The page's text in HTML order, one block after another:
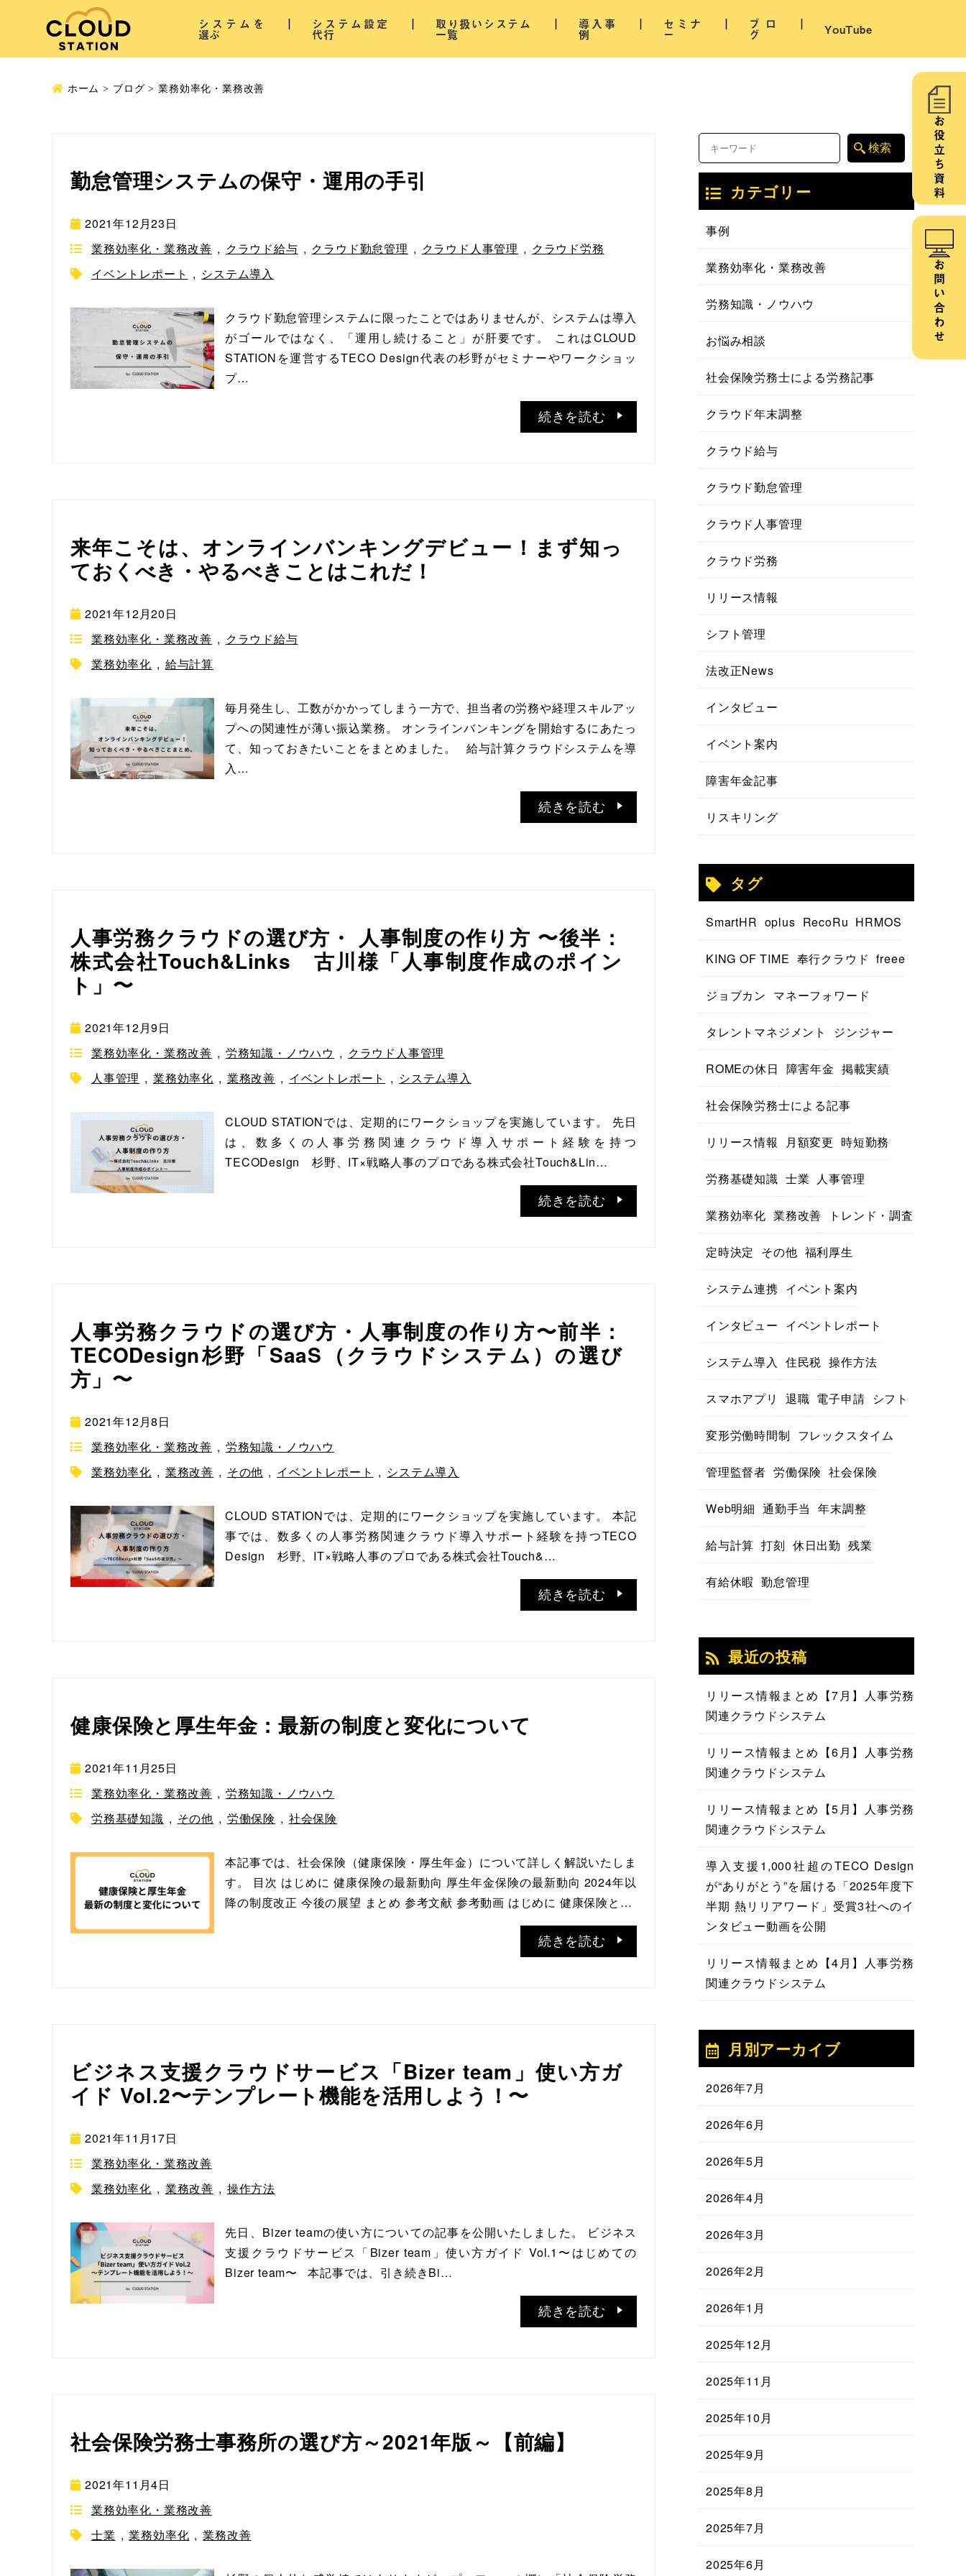
システムを
選ぶ
システム設定
代行
取り扱いシステム
一覧
導入事
例
セミナ
ー
ブロ
グ YouTube
お役立ち資料
お問い合わせ
ホーム ブログ 業務効率化・業務改善
勤怠管理システムの保守・運用の手引
2021年12月23日
業務効率化・業務改善 , クラウド給与 , クラウド勤怠管理 , クラウド人事管理 , クラウド労務
イベントレポート , システム導入
クラウド勤怠管理システムに限ったことではありませんが、システムは導入
がゴールではなく、「運用し続けること」が肝要です。 これはCLOUD
STATIONを運営するTECO Design代表の杉野がセミナーやワークショッ
プ…
続きを読む
来年こそは、オンラインバンキングデビュー！まず知っ
ておくべき・やるべきことはこれだ！
2021年12月20日
業務効率化・業務改善 , クラウド給与
業務効率化 , 給与計算
毎月発生し、工数がかかってしまう一方で、担当者の労務や経理スキルアッ
プへの関連性が薄い振込業務。 オンラインバンキングを開始するにあたっ
て、知っておきたいことをまとめました。 給与計算クラウドシステムを導
入…
続きを読む
人事労務クラウドの選び方・ 人事制度の作り方 〜後半：
株式会社Touch&Links 古川様「人事制度作成のポイン
ト」〜
2021年12月9日
業務効率化・業務改善 , 労務知識・ノウハウ , クラウド人事管理
人事管理 , 業務効率化 , 業務改善 , イベントレポート , システム導入
CLOUD STATIONでは、定期的にワークショップを実施しています。 先日
は、数多くの人事労務関連クラウド導入サポート経験を持つ
TECODesign 杉野、IT×戦略人事のプロである株式会社Touch&Lin…
続きを読む
人事労務クラウドの選び方・人事制度の作り方〜前半：
TECODesign杉野「SaaS（クラウドシステム）の選び
方」〜
2021年12月8日
業務効率化・業務改善 , 労務知識・ノウハウ
業務効率化 , 業務改善 , その他 , イベントレポート , システム導入
CLOUD STATIONでは、定期的にワークショップを実施しています。 本記
事では、数多くの人事労務関連クラウド導入サポート経験を持つTECO
Design 杉野、IT×戦略人事のプロである株式会社Touch&…
続きを読む
健康保険と厚生年金：最新の制度と変化について
2021年11月25日
業務効率化・業務改善 , 労務知識・ノウハウ
労務基礎知識 , その他 , 労働保険 , 社会保険
本記事では、社会保険（健康保険・厚生年金）について詳しく解説いたしま
す。 目次 はじめに 健康保険の最新動向 厚生年金保険の最新動向 2024年以
降の制度改正 今後の展望 まとめ 参考文献 参考動画 はじめに 健康保険と…
続きを読む
ビジネス支援クラウドサービス「Bizer team」使い方ガ
イド Vol.2〜テンプレート機能を活用しよう！〜
2021年11月17日
業務効率化・業務改善
業務効率化 , 業務改善 , 操作方法
先日、Bizer teamの使い方についての記事を公開いたしました。 ビジネス
支援クラウドサービス「Bizer team」使い方ガイド Vol.1〜はじめての
Bizer team〜 本記事では、引き続きBi…
続きを読む
社会保険労務士事務所の選び方～2021年版～【前編】
2021年11月4日
業務効率化・業務改善
士業 , 業務効率化 , 業務改善
カテゴリー
事例
業務効率化・業務改善
労務知識・ノウハウ
お悩み相談
社会保険労務士による労務記事
クラウド年末調整
クラウド給与
クラウド勤怠管理
クラウド人事管理
クラウド労務
リリース情報
シフト管理
法改正News
インタビュー
イベント案内
障害年金記事
リスキリング
タグ
SmartHR oplus RecoRu HRMOS
KING OF TIME 奉行クラウド freee
ジョブカン マネーフォワード
タレントマネジメント ジンジャー
ROMEの休日 障害年金 掲載実績
社会保険労務士による記事
リリース情報 月額変更 時短勤務
労務基礎知識 士業 人事管理
業務効率化 業務改善 トレンド・調査
定時決定 その他 福利厚生
システム連携 イベント案内
インタビュー イベントレポート
システム導入 住民税 操作方法
スマホアプリ 退職 電子申請 シフト
変形労働時間制 フレックスタイム
管理監督者 労働保険 社会保険
Web明細 通勤手当 年末調整
給与計算 打刻 休日出勤 残業
有給休暇 勤怠管理
最近の投稿
リリース情報まとめ【7月】人事労務
関連クラウドシステム
リリース情報まとめ【6月】人事労務
関連クラウドシステム
リリース情報まとめ【5月】人事労務
関連クラウドシステム
導入支援1,000社超のTECO Design
が“ありがとう”を届ける「2025年度下
半期 熱リリアワード」受賞3社へのイ
ンタビュー動画を公開
リリース情報まとめ【4月】人事労務
関連クラウドシステム
月別アーカイブ
2026年7月
2026年6月
2026年5月
2026年4月
2026年3月
2026年2月
2026年1月
2025年12月
2025年11月
2025年10月
2025年9月
2025年8月
2025年7月
2025年6月